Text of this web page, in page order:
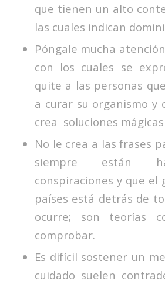
que tienen un alto
las cuales indican
Póngale mucha
con los cuales se
quite a las personas
a curar su organismo y
crea soluciones mágicas
No le crea a las frases
siempre están
conspiraciones y que el
países está detrás de
ocurre; son teorías
comprobar.
Es difícil sostener un
cuidado suelen